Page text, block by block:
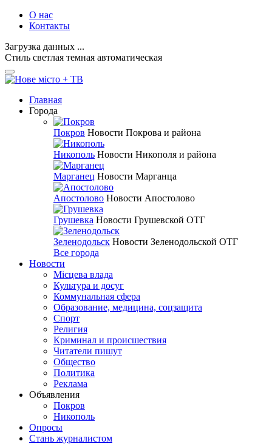
О нас
Контакты
Загрузка данных ...
Стиль светлая темная автоматическая
Главная
Города
Покров Новости Покрова и района
Никополь Новости Никополя и района
Марганец Новости Марганца
Апостолово Новости Апостолово
Грушевка Новости Грушевской ОТГ
Зеленодольск Новости Зеленодольской ОТГ
Все города
Новости
Місцева влада
Культура и досуг
Коммунальная сфера
Образование, медицина, соцзащита
Спорт
Религия
Криминал и происшествия
Читатели пишут
Общество
Политика
Реклама
Объявления
Покров
Никополь
Опросы
Стань журналистом